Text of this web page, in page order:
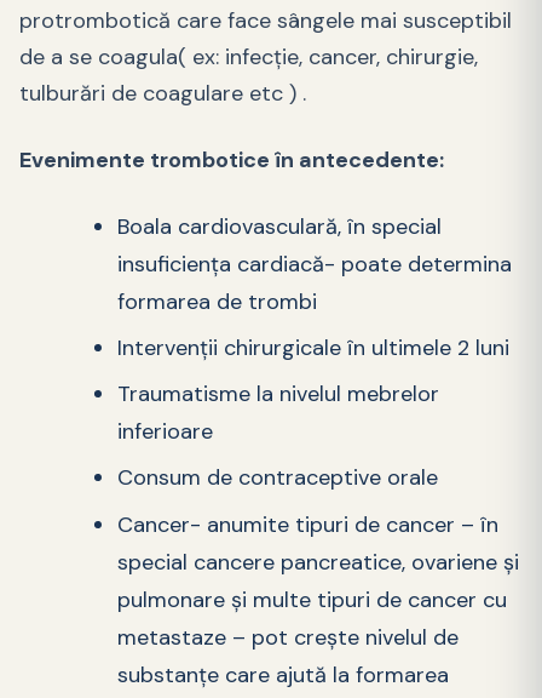
protrombotică care face sângele mai susceptibil
de a se coagula( ex: infecție, cancer, chirurgie,
tulburări de coagulare etc ) .
Evenimente trombotice în antecedente:
Boala cardiovasculară, în special
insuficiența cardiacă- poate determina
formarea de trombi
Intervenții chirurgicale în ultimele 2 luni
Traumatisme la nivelul mebrelor
inferioare
Consum de contraceptive orale
Cancer- anumite tipuri de cancer – în
special cancere pancreatice, ovariene și
pulmonare și multe tipuri de cancer cu
metastaze – pot crește nivelul de
substanțe care ajută la formarea